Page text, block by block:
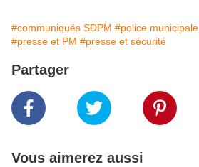
#communiqués SDPM #police municipale
#presse et PM #presse et sécurité
Partager
Vous aimerez aussi